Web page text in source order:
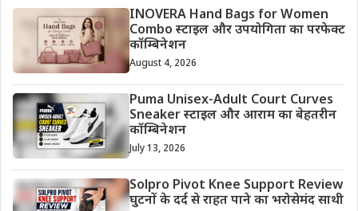
INOVERA Hand Bags for Women
Combo स्टाइल और उपयोगिता का परफेक्ट
कॉम्बिनेशन
August 4, 2026
Puma Unisex-Adult Court Curves
Sneaker स्टाइल और आराम का बेहतरीन
कॉम्बिनेशन
July 13, 2026
Solpro Pivot Knee Support Review
घुटनों के दर्द से राहत पाने का भरोसेमंद साथी